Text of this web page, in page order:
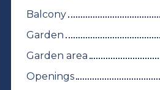
Balcony
Garden
Garden area
Openings